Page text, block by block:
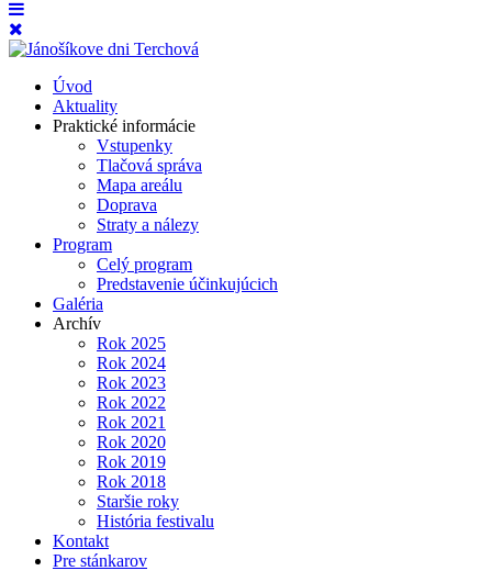
Úvod
Aktuality
Praktické informácie
Vstupenky
Tlačová správa
Mapa areálu
Doprava
Straty a nálezy
Program
Celý program
Predstavenie účinkujúcich
Galéria
Archív
Rok 2025
Rok 2024
Rok 2023
Rok 2022
Rok 2021
Rok 2020
Rok 2019
Rok 2018
Staršie roky
História festivalu
Kontakt
Pre stánkarov